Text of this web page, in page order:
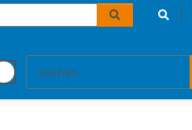
Accessoires und Geschenke